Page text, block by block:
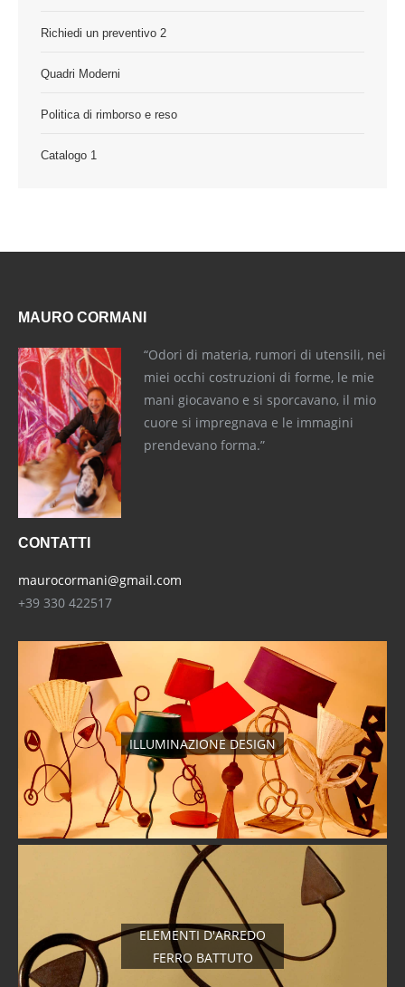
Richiedi un preventivo 2
Quadri Moderni
Politica di rimborso e reso
Catalogo 1
MAURO CORMANI
“Odori di materia, rumori di utensili, nei
miei occhi costruzioni di forme, le mie
mani giocavano e si sporcavano, il mio
cuore si impregnava e le immagini
prendevano forma.”
CONTATTI
maurocormani@gmail.com
+39 330 422517
ILLUMINAZIONE DESIGN
ELEMENTI D'ARREDO
FERRO BATTUTO